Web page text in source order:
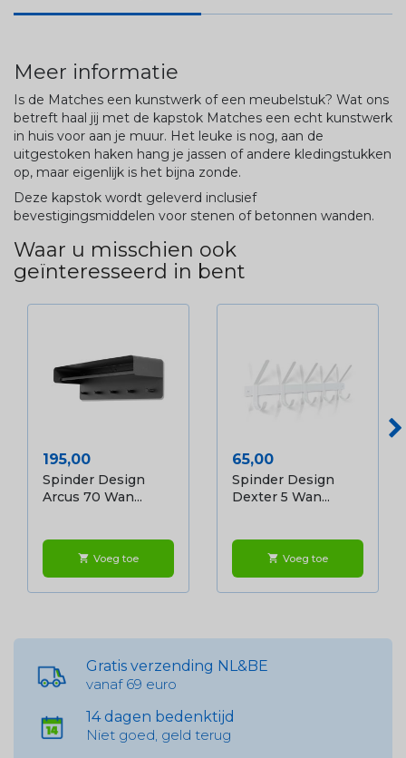
Meer informatie
Is de Matches een kunstwerk of een meubelstuk? Wat ons
betreft haal jij met de kapstok Matches een echt kunstwerk
in huis voor aan je muur. Het leuke is nog, aan de
uitgestoken haken hang je jassen of andere kledingstukken
op, maar eigenlijk is het bijna zonde.
Deze kapstok wordt geleverd inclusief
bevestigingsmiddelen voor stenen of betonnen wanden.
Waar u misschien ook
geïnteresseerd in bent
Prijs
195,00
Spinder Design
Arcus 70 Wan...
shopping_cart Voeg toe
Prijs
65,00
Spinder Design
Dexter 5 Wan...
shopping_cart Voeg toe
Gratis verzending NL&BE
vanaf 69 euro
14 dagen bedenktijd
Niet goed, geld terug